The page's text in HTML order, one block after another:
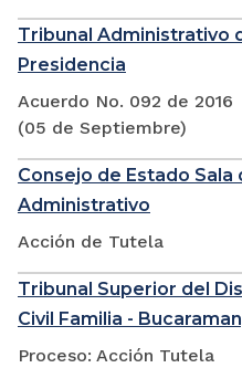
Tribunal Administrativo
Presidencia
Acuerdo No. 092 de 2016
(05 de Septiembre)
Consejo de Estado
Administrativo
Acción de Tutela
Tribunal Superior del
Civil Familia -
Proceso: Acción Tutela